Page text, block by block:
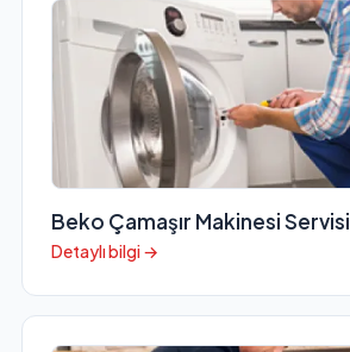
Beko Çamaşır Makinesi Servisi
Detaylı bilgi →